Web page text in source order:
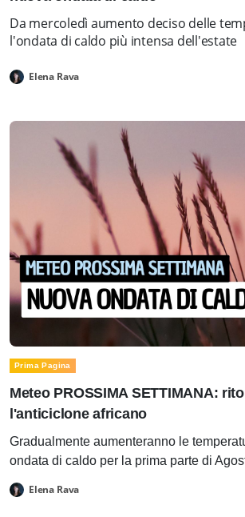
Da mercoledì aumento deciso delle
l'ondata di caldo più intensa dell'estate
Elena Rava
Prima Pagina
Meteo PROSSIMA SETTIMANA:
l'anticiclone africano
Gradualmente aumenteranno le
ondata di caldo per la prima parte di
Elena Rava